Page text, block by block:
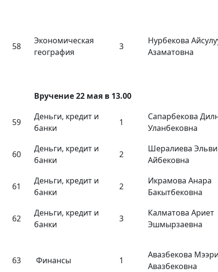
58
Экономическая
география
3
Нурбекова
Азаматовна
Вручение 22 мая в 13.00
59
Деньги, кредит и
банки
1
Сапарбекова
Уланбековна
60
Деньги, кредит и
банки
2
Шералиева
Айбековна
61
Деньги, кредит и
банки
2
Икрамова Анара
Бакытбековна
62
Деньги, кредит и
банки
3
Калматова Ариет
Эшмырзаевна
63 Финансы 1
Авазбекова
Авазбековна